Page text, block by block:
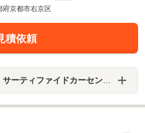
府京都市右京区
積依頼
ティファイドカーセンター